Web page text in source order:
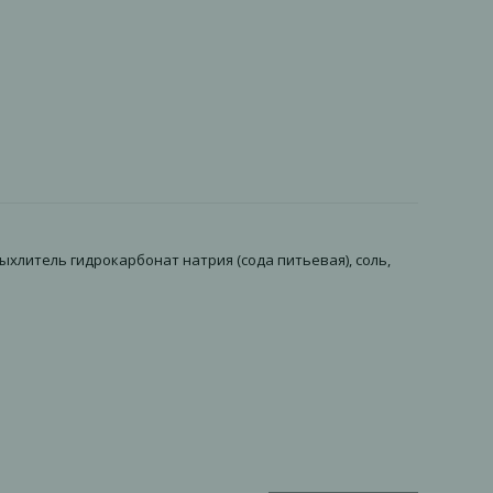
гидрокарбонат натрия (сода питьевая), соль,